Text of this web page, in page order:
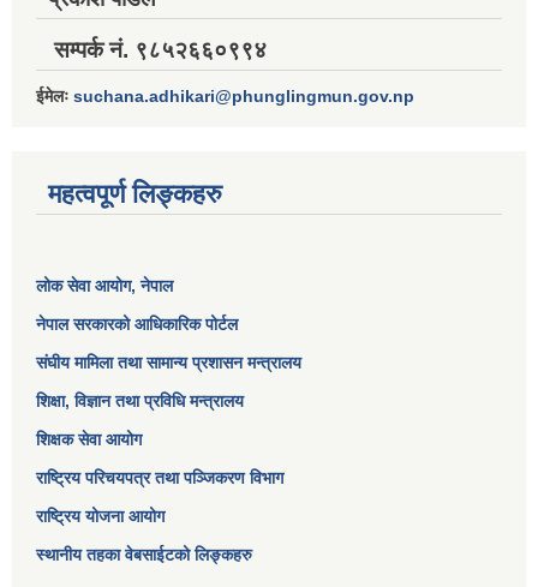
सम्पर्क नं. ९८५२६६०९९४
ईमेलः suchana.adhikari@phunglingmun.gov.np
महत्वपूर्ण लिङ्कहरु
लोक सेवा आयोग, नेपाल
नेपाल सरकारको आधिकारिक पोर्टल
संघीय मामिला तथा सामान्य प्रशासन मन्त्रालय
शिक्षा, विज्ञान तथा प्रविधि मन्त्रालय
शिक्षक सेवा आयोग
राष्ट्रिय परिचयपत्र तथा पञ्जिकरण विभाग
राष्ट्रिय योजना आयोग
स्थानीय तहका वेबसाईटको लिङ्कहरु